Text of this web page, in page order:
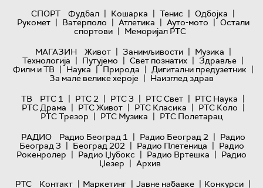
СПОРТ
Фудбал | Кошарка | Тенис | Одбојка |
Рукомет | Ватерполо | Атлетика | Ауто-мото | Остали
спортови | Меморијал РТС
МАГАЗИН
Живот | Занимљивости | Музика |
Технологијa | Путујемо | Свет познатих | Здравље |
Филм и ТВ | Наука | Природа | Дигитални предузетник |
За мале велике хероје | Наизглед здрав
ТВ
РТС 1 | РТС 2 | РТС 3 | РТС Свет | РТС Наука |
РТС Драма | РТС Живот | РТС Класика | РТС Коло |
РТС Трезор | РТС Музика | РТС Полетарац
РАДИО
Радио Београд 1 | Радио Београд 2 | Радио
Београд 3 | Београд 202 | Радио Плетеница | Радио
Рокенролер | Радио Џубокс | Радио Вртешка | Радио
Џезер | Архив
РТС
Контакт | Маркетинг | Јавне набавке | Конкурси |